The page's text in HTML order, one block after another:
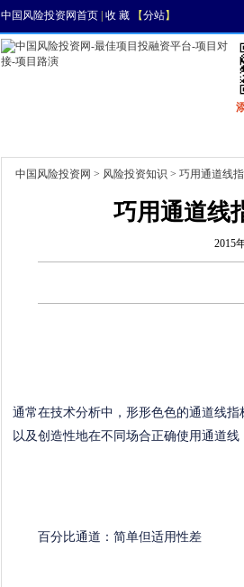
中国风险投资网首页 收 藏 【分站】
中国风险投资网 > 风险投资知识 > 巧用通道线
巧用通道线
2015
通常在技术分析中，形形色色的通道线
以及创造性地在不同场合正确使用通道线
百分比通道：简单但适用性差